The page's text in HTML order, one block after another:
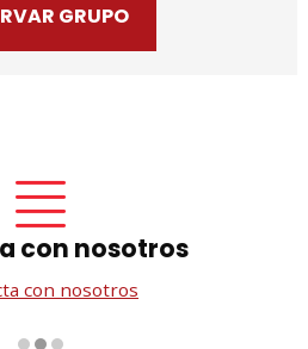
GRUPO
con nosotros
con nosotros